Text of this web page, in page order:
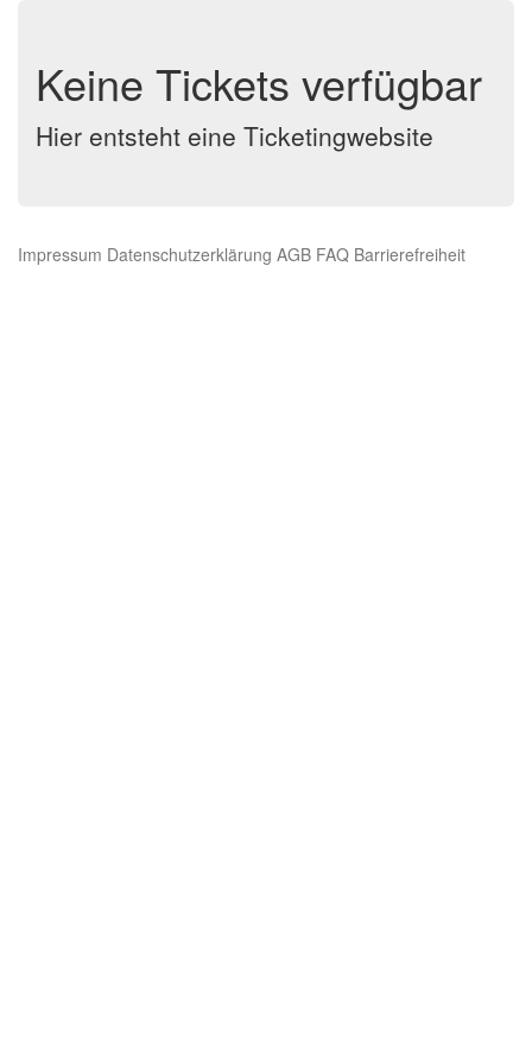
Keine Tickets verfügbar
Hier entsteht eine Ticketingwebsite
Impressum Datenschutzerklärung AGB FAQ Barrierefreiheit